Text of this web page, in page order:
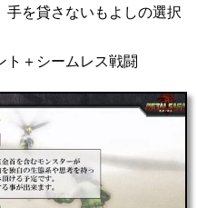
手を貸さないもよしの選択
ト＋シームレス戦闘